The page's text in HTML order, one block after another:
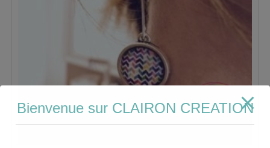
Bienvenue sur CLAIRON CREATION